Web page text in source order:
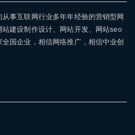
事互联网行业多年年经验的营销型网
建设制作设计、网站开发、网站seo
国企业，相信网络推广，相信中业创